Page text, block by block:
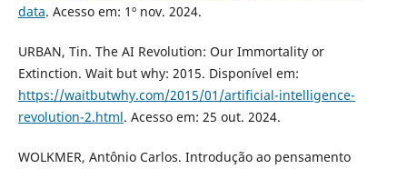
data. Acesso em: 1º nov. 2024.
URBAN, Tin. The AI Revolution: Our Immortality or
Extinction. Wait but why: 2015. Disponível em:
https://waitbutwhy.com/2015/01/artificial-intelligence-
revolution-2.html. Acesso em: 25 out. 2024.
WOLKMER, Antônio Carlos. Introdução ao pensamento